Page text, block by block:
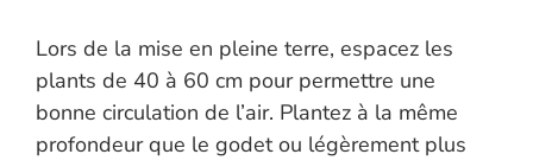
Lors de la mise en pleine terre, espacez les
plants de 40 à 60 cm pour permettre une
bonne circulation de l’air. Plantez à la même
profondeur que le godet ou légèrement plus